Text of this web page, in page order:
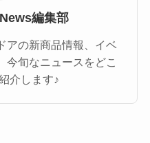
編集部
アの新商品情報、イベ
今旬なニュースをどこ
介します♪